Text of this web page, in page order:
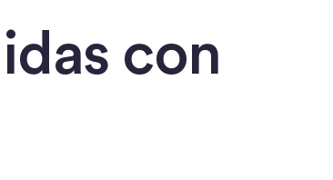
con